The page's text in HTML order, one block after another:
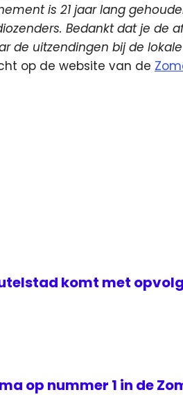
is 21 jaar lang
Bedankt dat je de
de uitzendingen bij de
op de website van de
komt met
op nummer 1 in de